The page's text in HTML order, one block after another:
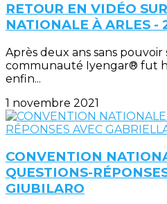
RETOUR EN VIDÉO
NATIONALE À ARLES -
Après deux ans sans pouvoir
communauté Iyengar® fut
enfin...
1 novembre 2021
CONVENTION
QUESTIONS-
GIUBILARO